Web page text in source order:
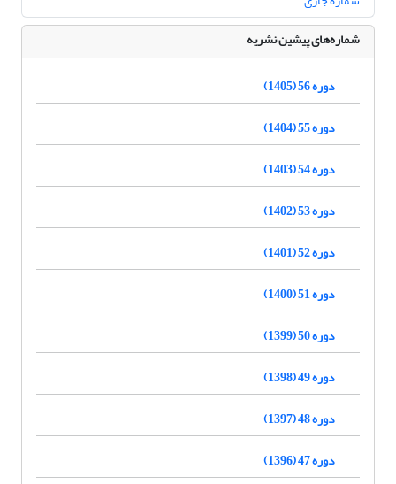
شماره‌های پیشین نشریه
دوره 56 (1405)
دوره 55 (1404)
دوره 54 (1403)
دوره 53 (1402)
دوره 52 (1401)
دوره 51 (1400)
دوره 50 (1399)
دوره 49 (1398)
دوره 48 (1397)
دوره 47 (1396)